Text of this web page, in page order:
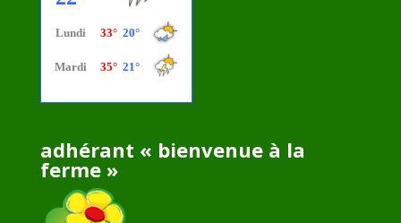
adhérant « bienvenue à la
ferme »